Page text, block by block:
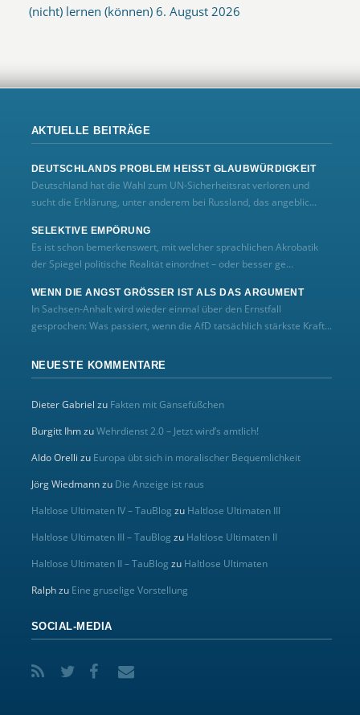
(nicht) lernen (können) 6. August 2026
AKTUELLE BEITRÄGE
DEUTSCHLANDS PROBLEM HEISST GLAUBWÜRDIGKEIT
Deutschland hat die Wahl zum UN‑Sicherheitsrat verloren und
sucht die Erklärung, unter anderem bei Russland, das angeblic...
SELEKTIVE EMPÖRUNG
Es ist schon bemerkenswert, mit welcher sprachlichen Akrobatik
der Spiegel politische Realität einordnet – oder besser ge...
WENN DIE ANGST GRÖSSER IST ALS DAS ARGUMENT
In Sachsen-Anhalt wird wieder einmal über den Ernstfall
gesprochen: Was passiert, wenn die AfD tatsächlich stärkste Kraft...
NEUESTE KOMMENTARE
Dieter Gabriel zu Fakten mit Gänsefüßchen
Burgitt IhmzuWehrdienst 2.0 – Jetzt wird’s amtlich!
Aldo Orelli zu Europa übt sich in moralischer Bequemlichkeit
Jörg Wiedmannzu Die Anzeige ist raus
Haltlose Ultimaten IV – TauBlog zu Haltlose Ultimaten III
Haltlose Ultimaten III – TauBlog zu Haltlose Ultimaten II
Haltlose Ultimaten II – TauBlog zu Haltlose Ultimaten
Ralphzu Eine gruselige Vorstellung
SOCIAL-MEDIA